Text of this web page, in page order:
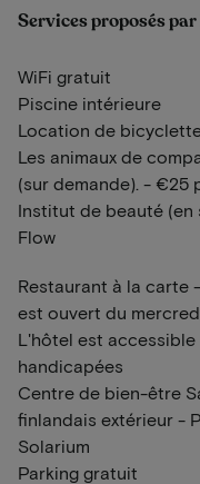
Services proposés
WiFi gratuit
Piscine intérieure
Location de
Les animaux de
(sur demande). - €25
Institut de beauté (en
Flow
Restaurant à la carte
est ouvert du
L'hôtel est accessible
handicapées
Centre de bien-être
finlandais extérieur -
Solarium
Parking gratuit